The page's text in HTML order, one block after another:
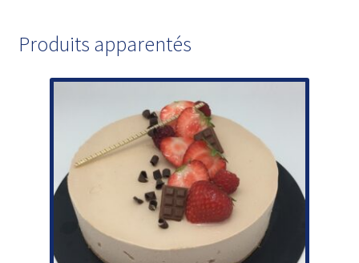
Produits apparentés